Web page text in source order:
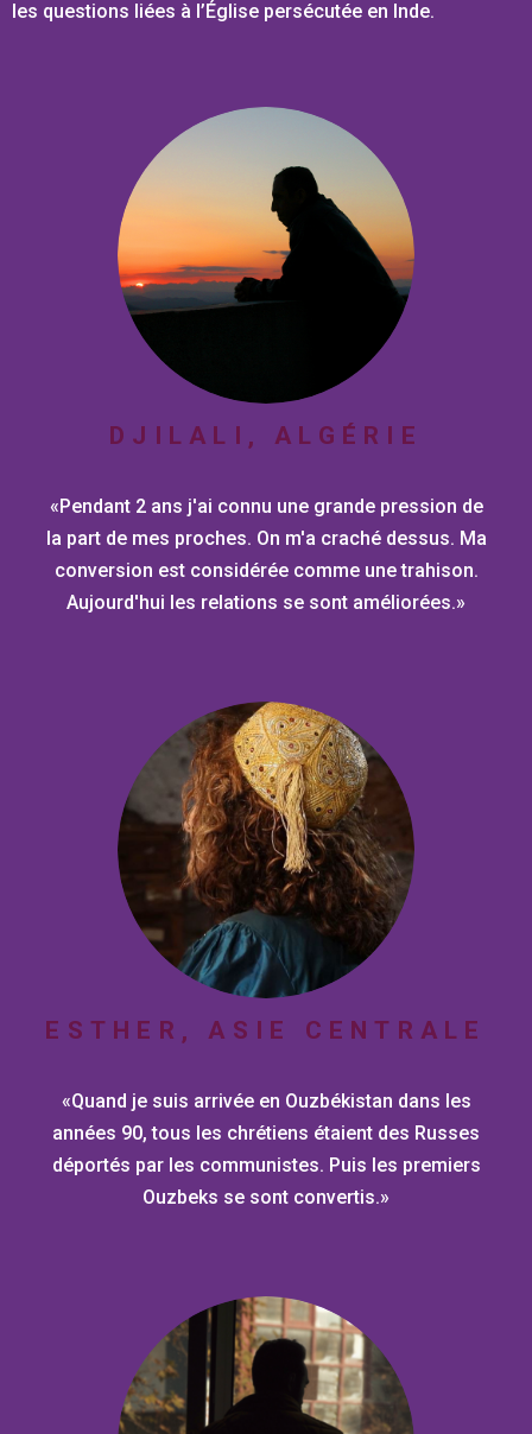
les questions liées à l’Église persécutée en Inde.
DJILALI, ALGÉRIE
«Pendant 2 ans j'ai connu une grande pression de
la part de mes proches. On m'a craché dessus. Ma
conversion est considérée comme une trahison.
Aujourd'hui les relations se sont améliorées.»
ESTHER, ASIE CENTRALE
«Quand je suis arrivée en Ouzbékistan dans les
années 90, tous les chrétiens étaient des Russes
déportés par les communistes. Puis les premiers
Ouzbeks se sont convertis.»